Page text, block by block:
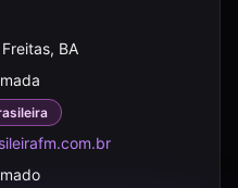
BA